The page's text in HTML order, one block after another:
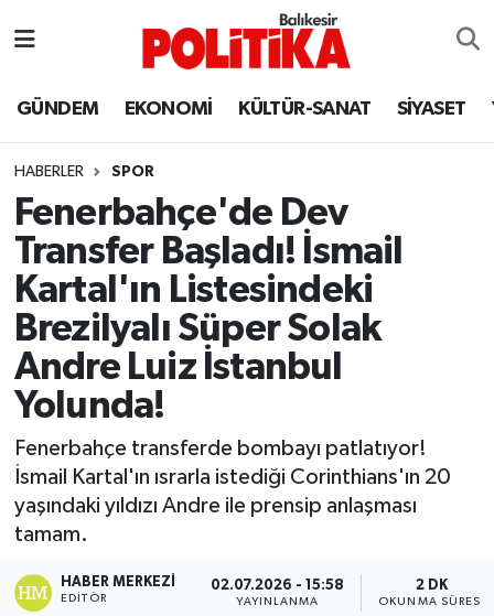
GÜNDEM EKONOMİ KÜLTÜR-SANAT SİYASET
HABERLER SPOR
Fenerbahçe'de Dev
Transfer Başladı! İsmail
Kartal'ın Listesindeki
Brezilyalı Süper Solak
Andre Luiz İstanbul
Yolunda!
Fenerbahçe transferde bombayı patlatıyor!
İsmail Kartal'ın ısrarla istediği Corinthians'ın 20
yaşındaki yıldızı Andre ile prensip anlaşması
tamam.
HABER MERKEZI
EDITÖR
02.07.2026 - 15:58
YAYINLANMA
2 DK
OKUNMA SÜRESI
Ayvalık
Bandırma
Bigadiç
BİYOGRAFİLER
Burhaniye
ÇEVRE
DÜNYA
Dursunbey
Balıkesir Hava Durumu
Balıkesir Namaz Vakitleri
Balıkesir Trafik Yoğunluk Haritası
Süper Lig Puan Durumu ve Fikstür
Tüm Manşetler
Son Dakika Haberleri
Haber Arşivi